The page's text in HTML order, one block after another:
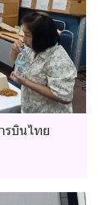
รบินไทย